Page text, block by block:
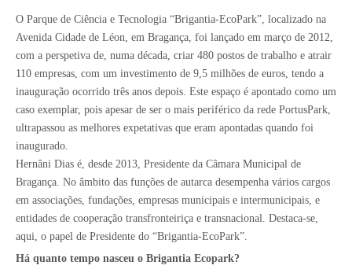
O Parque de Ciência e Tecnologia “Brigantia-EcoPark”, localizado na
Avenida Cidade de Léon, em Bragança, foi lançado em março de 2012,
com a perspetiva de, numa década, criar 480 postos de trabalho e atrair
110 empresas, com um investimento de 9,5 milhões de euros, tendo a
inauguração ocorrido três anos depois. Este espaço é apontado como um
caso exemplar, pois apesar de ser o mais periférico da rede PortusPark,
ultrapassou as melhores expetativas que eram apontadas quando foi
inaugurado.
Hernâni Dias é, desde 2013, Presidente da Câmara Municipal de
Bragança. No âmbito das funções de autarca desempenha vários cargos
em associações, fundações, empresas municipais e intermunicipais, e
entidades de cooperação transfronteiriça e transnacional. Destaca-se,
aqui, o papel de Presidente do “Brigantia-EcoPark”.
Há quanto tempo nasceu o Brigantia Ecopark?